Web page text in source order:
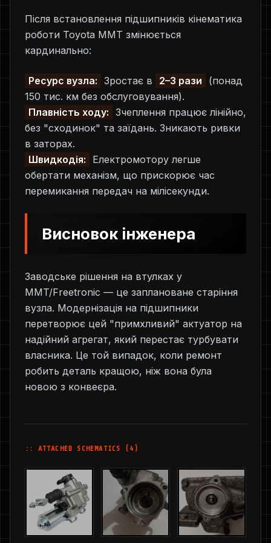
Після встановлення підшипників кінематика
роботи Toyota MMT змінюється
кардинально:
Ресурс вузла: Зростає в 2–3 рази
(понад
150 тис. км без обслуговування).
Плавність ходу: Зчеплення працює лінійно,
без "сходинок" та заїдань. Зникають ривки
в заторах.
Швидкодія:
Електромотору легше
обертати механізм, що прискорює час
перемикання передач на мілісекунди.
Висновок інженера
Заводське рішення на втулках у
MMT/Freetronic — це заплановане старіння
вузла. Модернізація на підшипники
перетворює цей "примхливий" актуатор на
надійний агрегат, який перестає турбувати
власника. Це той випадок, коли ремонт
робить деталь кращою, ніж вона була
новою з конвеєра.
:: ATTACHED SCHEMATICS (4)